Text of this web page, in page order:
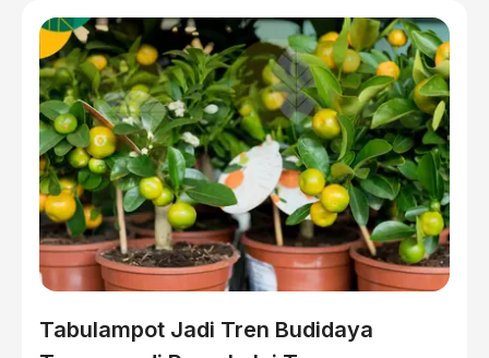
Tabulampot Jadi Tren Budidaya